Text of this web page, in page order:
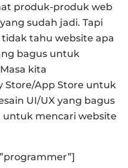
produk-produk web
sudah jadi. Tapi
tahu website apa
bagus untuk
kita
Store/App Store untuk
UI/UX yang bagus
mencari website